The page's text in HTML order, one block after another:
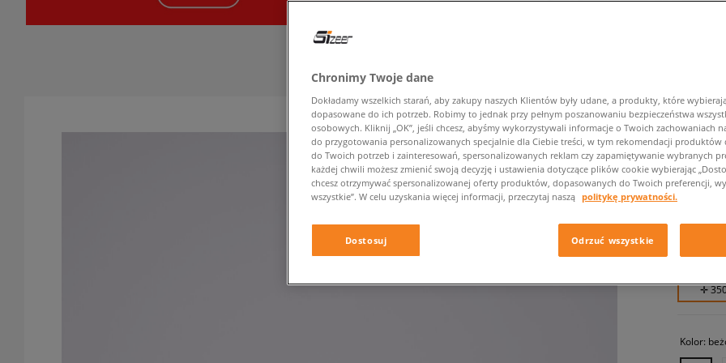
UGG W
damskie,
499,99 zł
✛
Kolor:
Chronimy Twoje dane
Dokładamy wszelkich starań, aby zakupy naszych Klientów były udane, a produkty, które
dopasowane do ich potrzeb. Robimy to jednak przy pełnym poszanowaniu bezpieczeństwa
osobowych. Kliknij „OK”, jeśli chcesz, abyśmy wykorzystywali informacje o Twoich zachowaniach
do przygotowania personalizowanych specjalnie dla Ciebie treści, w tym rekomendacji produktów
do Twoich potrzeb i zainteresowań, spersonalizowanych reklam czy zapamiętywanie wybranych
każdej chwili możesz zmienić swoją decyzję i ustawienia dotyczące plików cookie wybierając
chcesz otrzymywać spersonalizowanej oferty produktów, dopasowanych do Twoich preferencji,
wszystkie”. W celu uzyskania więcej informacji, przeczytaj naszą politykę prywatności.
Dostosuj Odrzuć wszystkie